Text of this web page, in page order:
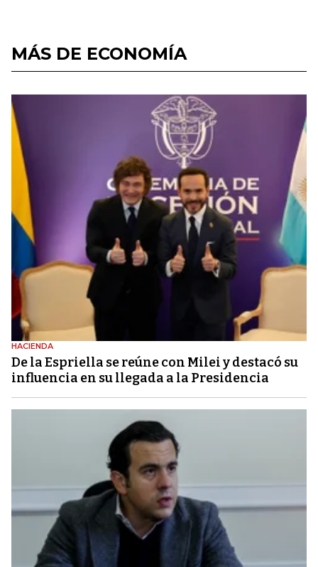
MÁS DE ECONOMÍA
HACIENDA
De la Espriella se reúne con Milei y destacó su
influencia en su llegada a la Presidencia